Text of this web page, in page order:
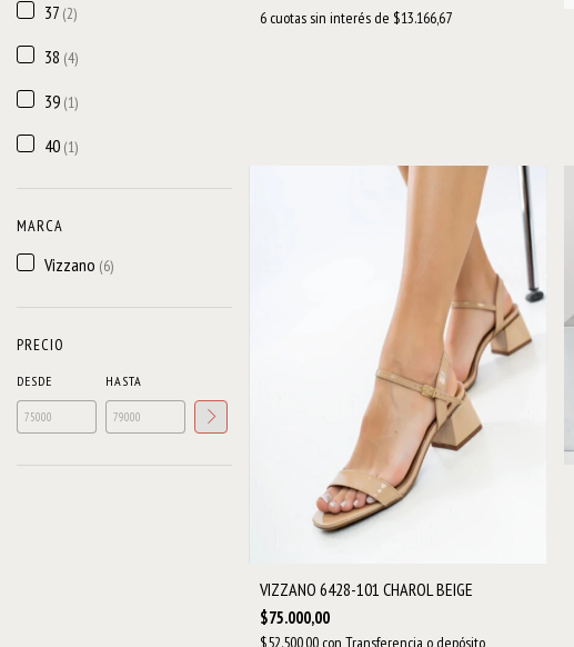
37 (2)
38 (4)
39 (1)
40 (1)
MARCA
Vizzano (6)
PRECIO
DESDE HASTA
6 cuotas sin interés de $13.166,67
VIZZANO 6428-101 CHAROL BEIGE
$75.000,00
$52.500,00 con Transferencia o depósito